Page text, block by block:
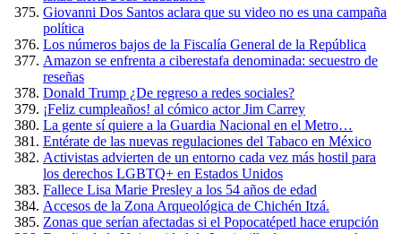
Giovanni Dos Santos aclara que su video no es una campaña
política
Los números bajos de la Fiscalía General de la República
Amazon se enfrenta a ciberestafa denominada: secuestro de
reseñas
Donald Trump ¿De regreso a redes sociales?
¡Feliz cumpleaños! al cómico actor Jim Carrey
La gente sí quiere a la Guardia Nacional en el Metro…
Entérate de las nuevas regulaciones del Tabaco en México
Activistas advierten de un entorno cada vez más hostil para
los derechos LGBTQ+ en Estados Unidos
Fallece Lisa Marie Presley a los 54 años de edad
Accesos de la Zona Arqueológica de Chichén Itzá.
Zonas que serían afectadas si el Popocatépetl hace erupción